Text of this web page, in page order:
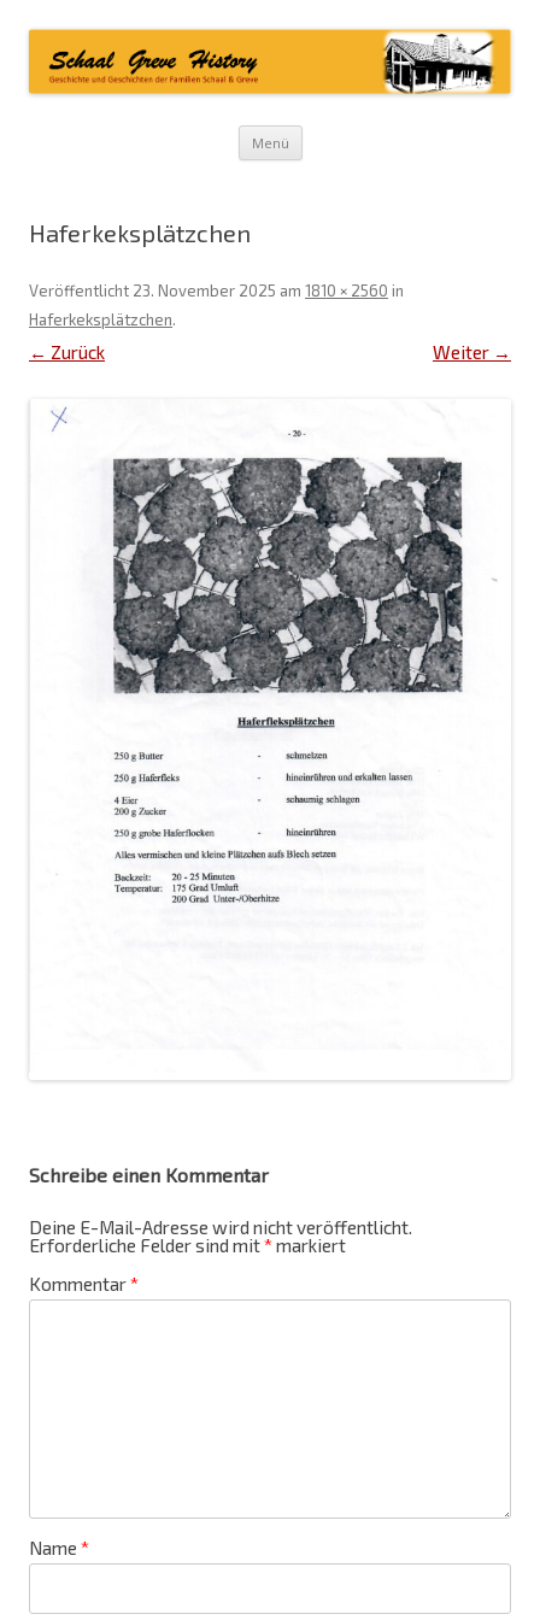
Menü Zum
springen
Haferkeksplätzchen
Veröffentlicht 23. November 2025 am 1810 × 2560 in
Haferkeksplätzchen.
← Zurück Weiter →
Schreibe einen Kommentar
Deine E-Mail-Adresse wird nicht veröffentlicht.
Erforderliche Felder sind mit*markiert
Kommentar*
Name *